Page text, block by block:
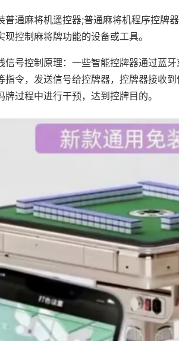
普通麻将机遥控器;普通麻将机程序控牌
现控制麻将牌功能的设备或工具。
信号控制原理：一些智能控牌器通过蓝
指令，发送信号给控牌器，控牌器接收
牌过程中进行干预，达到控牌目的。